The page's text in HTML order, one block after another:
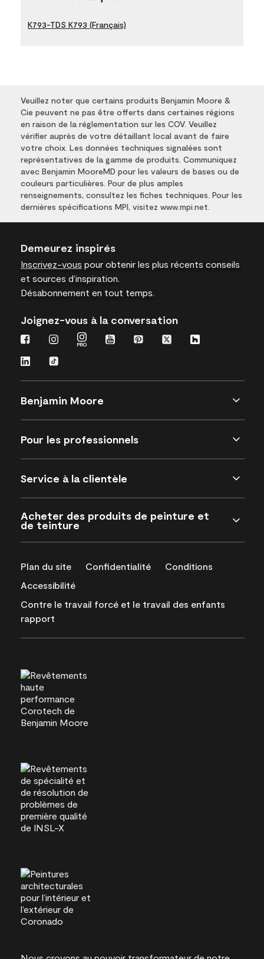
K793-TDS K793 (Français)
Veuillez noter que certains produits Benjamin Moore &
Cie peuvent ne pas être offerts dans certaines régions
en raison de la réglementation sur les COV. Veuillez
vérifier auprès de votre détaillant local avant de faire
votre choix. Les données techniques signalées sont
représentatives de la gamme de produits. Communiquez
avec Benjamin MooreMD pour les valeurs de bases ou de
couleurs particulières. Pour de plus amples
renseignements, consultez les fiches techniques. Pour les
dernières spécifications MPI, visitez www.mpi.net.
Demeurez inspirés
Inscrivez-vous pour obtenir les plus récents conseils
et sources d’inspiration.
Désabonnement en tout temps.
Joignez-vous à la conversation
Benjamin Moore
Pour les professionnels
Service à la clientèle
Acheter des produits de peinture et
de teinture
Plan du site Confidentialité
Conditions
Accessibilité
Contre le travail forcé et le travail des enfants
rapport